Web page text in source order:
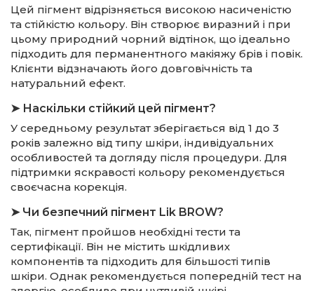
Цей пігмент відрізняється високою насиченістю
та стійкістю кольору. Він створює виразний і при
цьому природний чорний відтінок, що ідеально
підходить для перманентного макіяжу брів і повік.
Клієнти відзначають його довговічність та
натуральний ефект.
➤ Наскільки стійкий цей пігмент?
У середньому результат зберігається від 1 до 3
років залежно від типу шкіри, індивідуальних
особливостей та догляду після процедури. Для
підтримки яскравості кольору рекомендується
своєчасна корекція.
➤ Чи безпечний пігмент Lik BROW?
Так, пігмент пройшов необхідні тести та
сертифікації. Він не містить шкідливих
компонентів та підходить для більшості типів
шкіри. Однак рекомендується попередній тест на